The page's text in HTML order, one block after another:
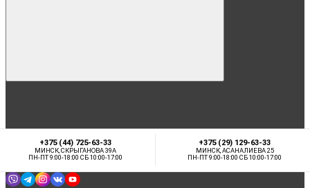
+375 (44) 725-63-33
МИНСК, СКРЫГАНОВА 39А
ПН-ПТ 9:00-18:00 СБ 10:00-17:00
+375 (29) 129-63-33
МИНСК, АСАНАЛИЕВА 25
ПН-ПТ 9:00-18:00 СБ 10:00-17:00